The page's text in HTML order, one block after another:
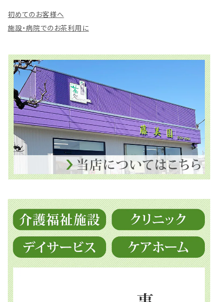
抹茶入玄米茶
初めてのお客様へ
施設・病院でのお茶利用に